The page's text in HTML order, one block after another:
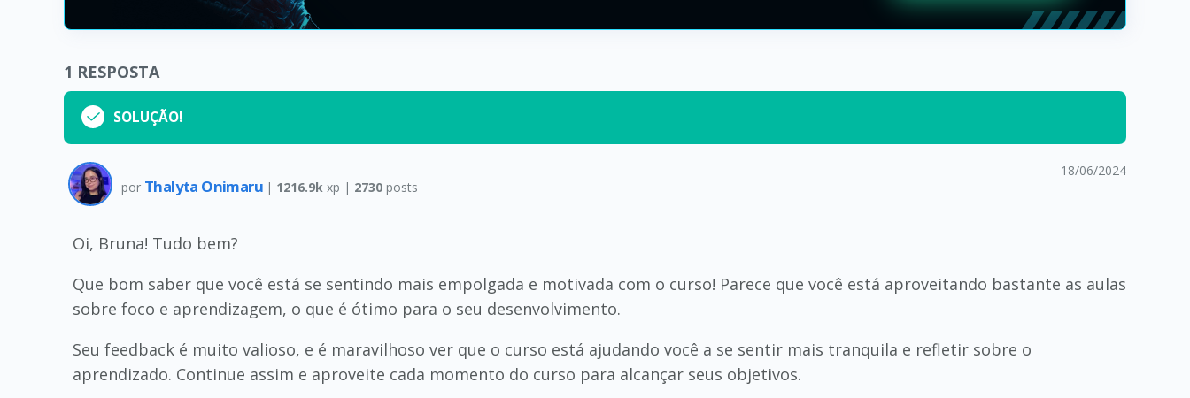
1 RESPOSTA
SOLUÇÃO!
por Thalyta Onimaru | 1216.9k xp | 2730 posts
18/06/2024
Oi, Bruna! Tudo bem?
Que bom saber que você está se sentindo mais empolgada e motivada com o curso! Parece que você está aproveitando bastante as aulas
sobre foco e aprendizagem, o que é ótimo para o seu desenvolvimento.
Seu feedback é muito valioso, e é maravilhoso ver que o curso está ajudando você a se sentir mais tranquila e refletir sobre o
aprendizado. Continue assim e aproveite cada momento do curso para alcançar seus objetivos.